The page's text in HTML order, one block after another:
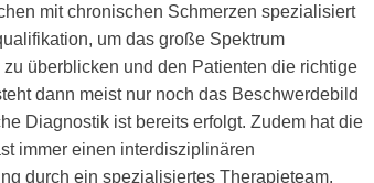
mit chronischen Schmerzen spezialisiert
um das große Spektrum
überblicken und den Patienten die richtige
dann meist nur noch das Beschwerdebild
Diagnostik ist bereits erfolgt. Zudem hat die
immer einen interdisziplinären
durch ein spezialisiertes Therapieteam.